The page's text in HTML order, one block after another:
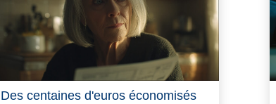
Des centaines d'euros économisés